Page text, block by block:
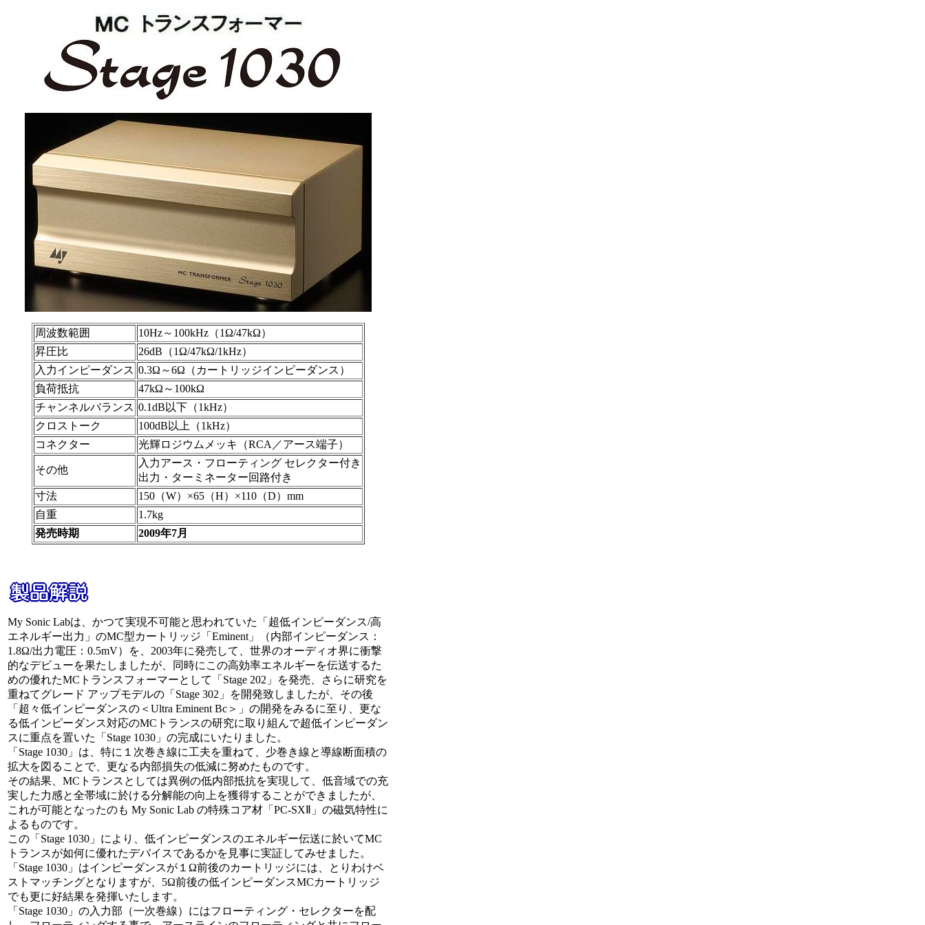
周波数範囲
10Hz～100kHz（1Ω/47kΩ）
昇圧比
26dB（1Ω/47kΩ/1kHz）
入力インピーダンス 0.3Ω～6Ω（カートリッジインピーダンス）
負荷抵抗
47kΩ～100kΩ
チャンネルバランス 0.1dB以下（1kHz）
クロストーク
100dB以上（1kHz）
コネクター
光輝ロジウムメッキ（RCA／アース端子）
その他
入力アース・フローティング セレクター付き
出力・ターミネーター回路付き
寸法
150（W）×65（H）×110（D）mm
自重
1.7kg
発売時期
2009年7月
My Sonic Labは、かつて実現不可能と思われていた「超低インピーダンス/高
エネルギー出力」のMC型カートリッジ「Eminent」（内部インピーダンス：
1.8Ω/出力電圧：0.5mV）を、2003年に発売して、世界のオーディオ界に衝撃
的なデビューを果たしましたが、同時にこの高効率エネルギーを伝送するた
めの優れたMCトランスフォーマーとして「Stage 202」を発売、さらに研究を
重ねてグレード アップモデルの「Stage 302」を開発致しましたが、その後
「超々低インピーダンスの＜Ultra Eminent Bc＞」の開発をみるに至り、更な
る低インピーダンス対応のMCトランスの研究に取り組んで超低インピーダン
スに重点を置いた「Stage 1030」の完成にいたりました。
「Stage 1030」は、特に１次巻き線に工夫を重ねて、少巻き線と導線断面積の
拡大を図ることで、更なる内部損失の低減に努めたものです。
その結果、MCトランスとしては異例の低内部抵抗を実現して、低音域での充
実した力感と全帯域に於ける分解能の向上を獲得することができましたが、
これが可能となったのも My Sonic Lab の特殊コア材「PC-SXⅡ」の磁気特性に
よるものです。
この「Stage 1030」により、低インピーダンスのエネルギー伝送に於いてMC
トランスが如何に優れたデバイスであるかを見事に実証してみせました。
「Stage 1030」はインピーダンスが１Ω前後のカートリッジには、とりわけベ
ストマッチングとなりますが、5Ω前後の低インピーダンスMCカートリッジ
でも更に好結果を発揮いたします。
「Stage 1030」の入力部（一次巻線）にはフローティング・セレクターを配